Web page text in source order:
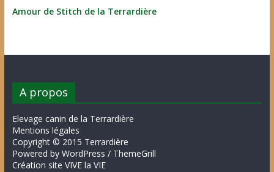
Amour de Stitch de la Terrardière
A propos
Elevage canin de la Terrardière
Mentions légales
Copyright © 2015 Terrardière
Powered by WordPress / ThemeGrill
Création site VIVE la VIE